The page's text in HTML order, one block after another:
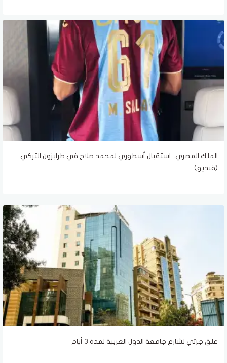
الملك المصري.. استقبال أسطوري لمحمد صلاح في طرابزون التركي
(فيديو)
غلق جزئي لشارع جامعة الدول العربية لمدة ٣ أيام